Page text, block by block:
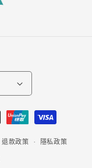
退款政策 隱私政策